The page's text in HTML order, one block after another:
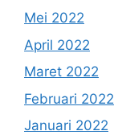
Mei 2022
April 2022
Maret 2022
Februari 2022
Januari 2022